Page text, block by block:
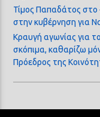
Τίμος Παπαδάτος στο
στην κυβέρνηση για
Κραυγή αγωνίας για
σκόπιμα, καθαρίζω
Πρόεδρος της